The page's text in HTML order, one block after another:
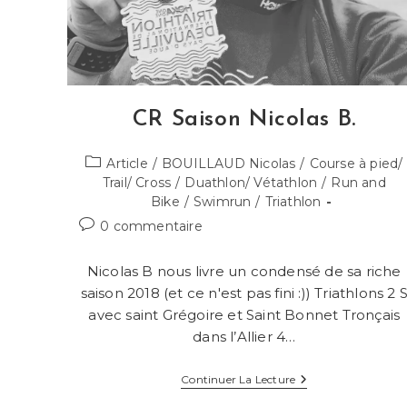
CR Saison Nicolas B.
Post
category:
Article / BOUILLAUD Nicolas / Course à pied/
Trail/ Cross / Duathlon/ Vétathlon / Run and
Bike / Swimrun / Triathlon
Commentaires
la
publication :
0 commentaire
Nicolas B nous livre un condensé de sa riche
saison 2018 (et ce n'est pas fini :)) Triathlons 2 S
avec saint Grégoire et Saint Bonnet Tronçais
dans l’Allier 4…
Continuer La LectureCR
Saison